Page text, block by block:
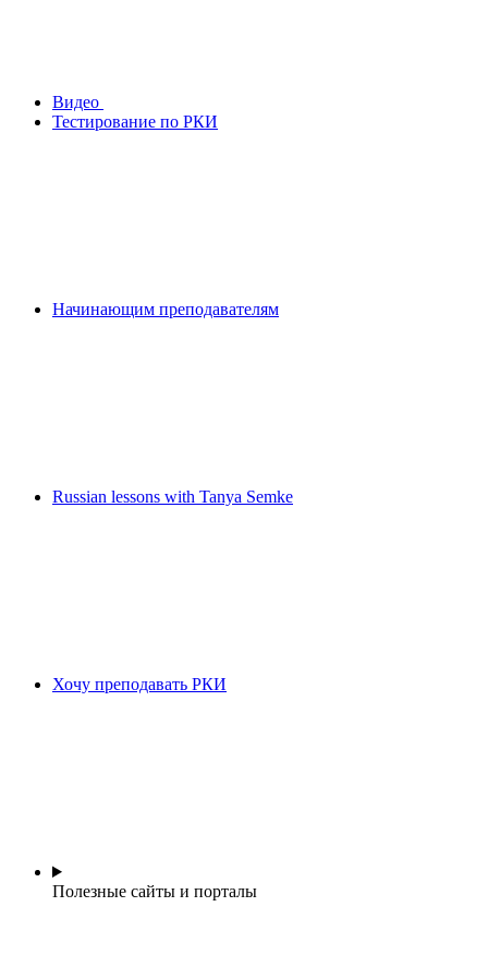
Видео
Тестирование по РКИ
Начинающим преподавателям
Russian lessons with Tanya Semke
Хочу преподавать РКИ
Полезные сайты и порталы